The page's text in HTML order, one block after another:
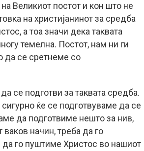
Великиот постот и кон што не
на христијанинот за средба
а тоа значи дека таквата
темелна. Постот, нам ни ги
да се сретнеме со
се подготви за таквата средба.
ќе се подготвуваме да се
да подготвиме нешто за нив,
начин, треба да го
го пуштиме Христос во нашиот